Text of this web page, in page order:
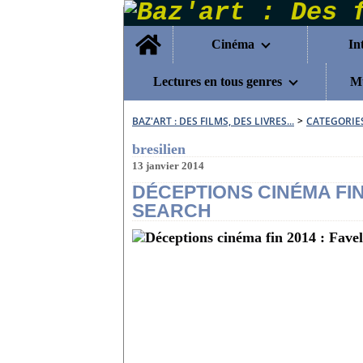
Home
Cinéma
Lectures en tous genres
BAZ'ART : DES FILMS, DES LIVRES... >
bresilien
13 janvier 2014
DÉCEPTIONS CINÉMA
SEARCH